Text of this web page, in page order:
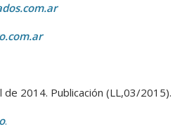
de 2014. Publicación (LL,03/2015).
.